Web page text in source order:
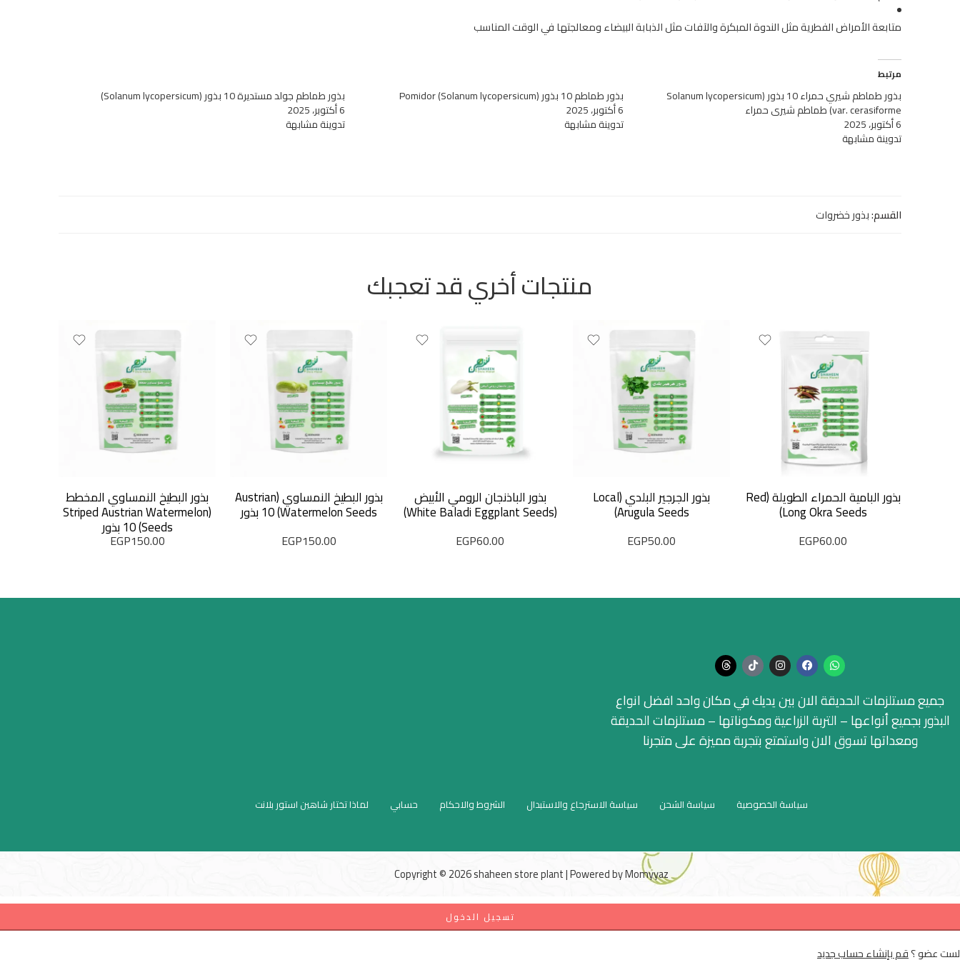
متابعة الأمراض الفطرية مثل الندوة المبكرة والآفات مثل الذبابة البيضاء ومعالجتها في الوقت المناسب
مرتبط
بذور طماطم شيري حمراء 10 بذور (Solanum lycopersicum
var. cerasiforme) طماطم شيري حمراء
6 أكتوبر، 2025
تدوينة مشابهة
بذور طماطم 10 بذور (Solanum lycopersicum) Pomidor
6 أكتوبر، 2025
تدوينة مشابهة
بذور طماطم جولد مستديرة 10 بذور (Solanum lycopersicum)
6 أكتوبر، 2025
تدوينة مشابهة
القسم:بذور خضروات
منتجات أخري قد تعجبك
بذور البامية الحمراء الطويلة (Red
Long Okra Seeds)
EGP60.00
بذور الجرجير البلدي (Local
Arugula Seeds)
EGP50.00
بذور الباذنجان الرومي الأبيض
(White Baladi Eggplant Seeds)
EGP60.00
بذور البطيخ النمساوي (Austrian
Watermelon Seeds) 10 بذور
EGP150.00
بذور البطيخ النمساوي المخطط
(Striped Austrian Watermelon
Seeds) 10 بذور
EGP150.00
جميع مستلزمات الحديقة الان بين يديك في مكان واحد افضل انواع
البذور بجميع أنواعها – التربة الزراعية ومكوناتها – مستلزمات الحديقة
ومعداتها تسوق الان واستمتع بتجربة مميزة على متجرنا
سياسة الخصوصية سياسة الشحن سياسة الاسترجاع والاستبدال الشروط والاحكام حسابي لماذا تختار شاهين استور بلانت
Copyright © 2026 shaheen store plant | Powered byMomyyaz
تسجيل الدخول
لست عضو ؟قم بإنشاء حساب جديد